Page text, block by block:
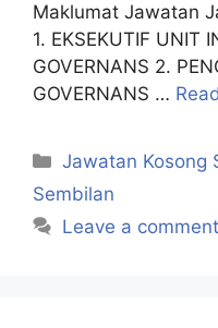
Maklumat Jawatan
1. EKSEKUTIF UNIT
GOVERNANS 2.
GOVERNANS …
Categories
Jawatan Kosong
Sembilan
Leave a comment